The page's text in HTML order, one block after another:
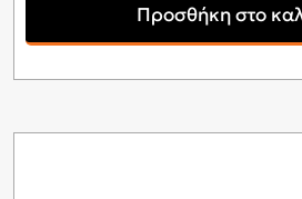
Προσθήκη στο